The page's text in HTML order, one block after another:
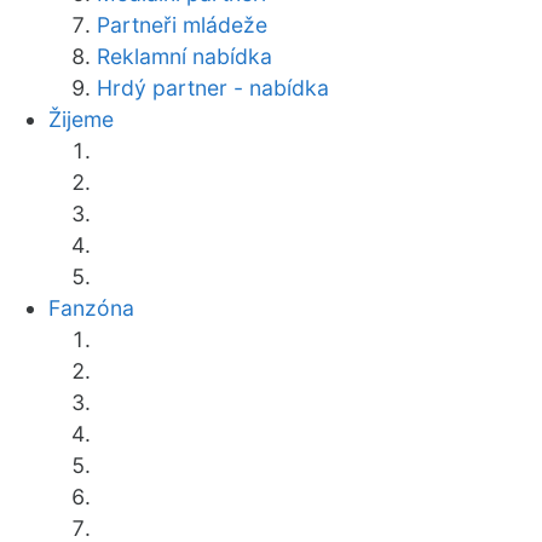
Partneři mládeže
Reklamní nabídka
Hrdý partner - nabídka
Žijeme
Fanzóna